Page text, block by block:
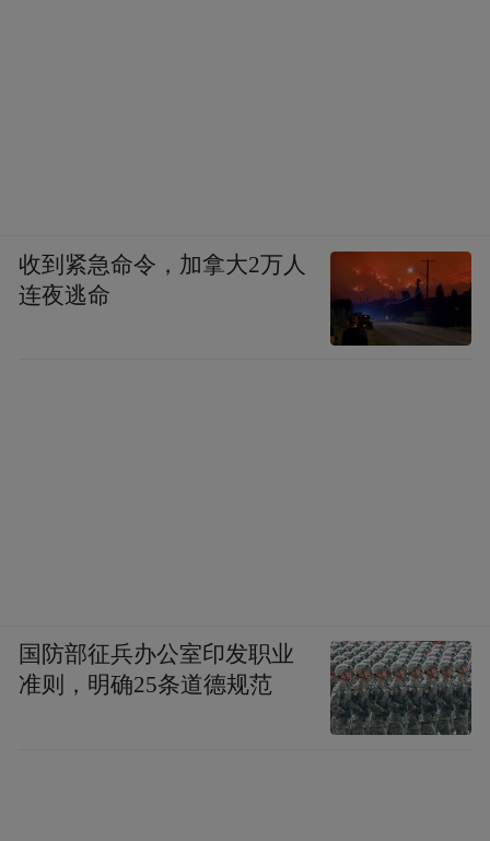
收到紧急命令，加拿大2万人
连夜逃命
国防部征兵办公室印发职业
准则，明确25条道德规范